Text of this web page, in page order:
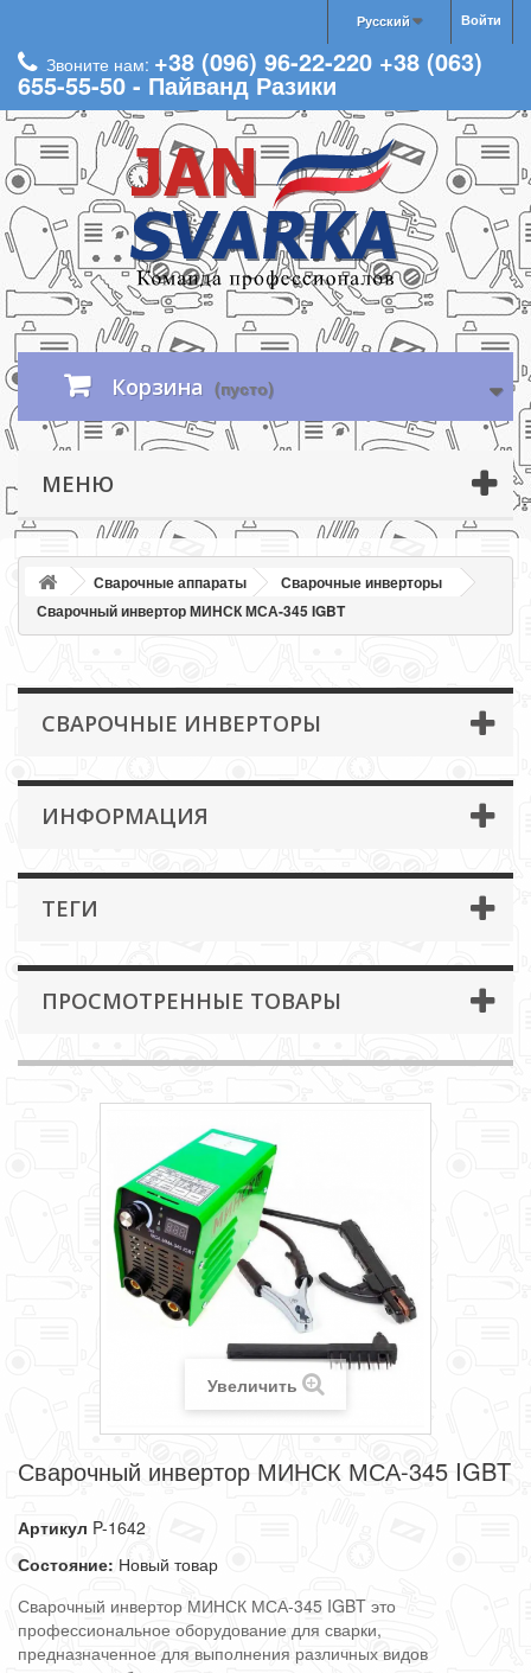
Войти
Русский
Звоните нам: +38 (096) 96-22-220 +38 (063)
655-55-50 - Пайванд Разики
Корзина (пусто)
МЕНЮ
Сварочные аппараты
Сварочные инверторы
Сварочный инвертор МИНСК МСА-345 IGBT
СВАРОЧНЫЕ ИНВЕРТОРЫ
ИНФОРМАЦИЯ
ТЕГИ
ПРОСМОТРЕННЫЕ ТОВАРЫ
Увеличить
Сварочный инвертор МИНСК МСА-345 IGBT
Артикул P-1642
Состояние: Новый товар
Сварочный инвертор МИНСК МСА-345 IGBT это
профессиональное оборудование для сварки,
предназначенное для выполнения различных видов